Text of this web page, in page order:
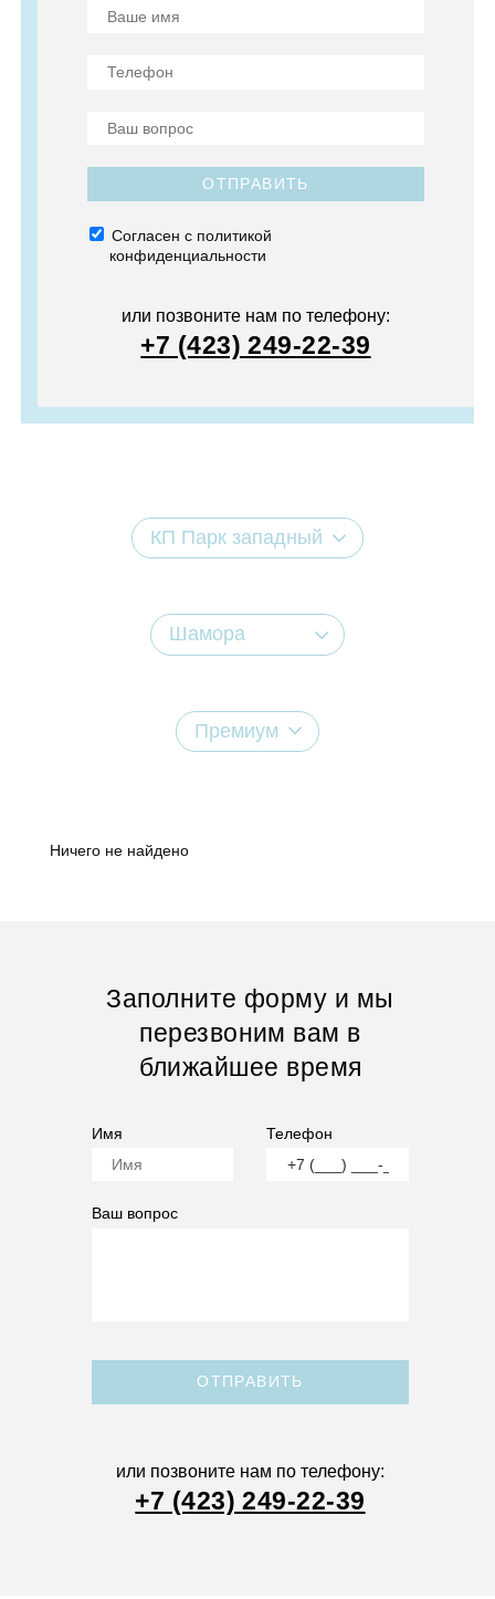
ОТПРАВИТЬ
Согласен с политикой
конфиденциальности
или позвоните нам по телефону:
+7 (423) 249-22-39
КП Парк западный
Шамора
Премиум
Ничего не найдено
Заполните форму и мы
перезвоним вам в
ближайшее время
Имя Телефон
Ваш вопрос
ОТПРАВИТЬ
или позвоните нам по телефону:
+7 (423) 249-22-39